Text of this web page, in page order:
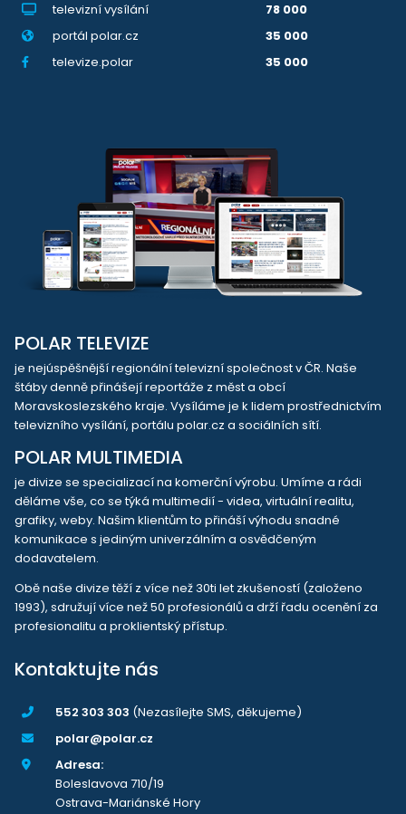
televizní vysílání
78 000
portál polar.cz
35 000
televize.polar
35 000
POLAR TELEVIZE
je nejúspěšnější regionální televizní společnost v ČR. Naše
štáby denně přinášejí reportáže z měst a obcí
Moravskoslezského kraje. Vysíláme je k lidem prostřednictvím
televizního vysílání, portálu polar.cz a sociálních sítí.
POLAR MULTIMEDIA
je divize se specializací na komerční výrobu. Umíme a rádi
děláme vše, co se týká multimedií - videa, virtuální realitu,
grafiky, weby. Našim klientům to přináší výhodu snadné
komunikace s jediným univerzálním a osvědčeným
dodavatelem.
Obě naše divize těží z více než 30ti let zkušeností (založeno
1993), sdružují více než 50 profesionálů a drží řadu ocenění za
profesionalitu a proklientský přístup.
Kontaktujte nás
552 303 303 (Nezasílejte SMS, děkujeme)
polar@polar.cz
Adresa:
Boleslavova 710/19
Ostrava-Mariánské Hory